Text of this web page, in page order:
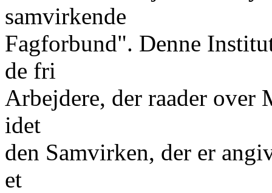
samvirkende
Fagforbund". Denne
de fri
Arbejdere, der raader over
idet
den Samvirken, der er
et